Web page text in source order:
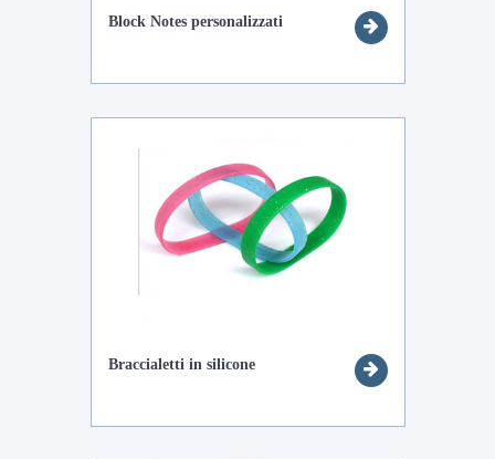
Block Notes personalizzati
Braccialetti in silicone